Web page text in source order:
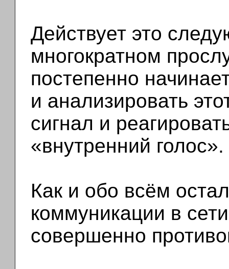
Действует это
многократном
постепенно
и анализировать
сигнал и
«внутренний голос».
Как и обо всём
коммуникации в
совершенно